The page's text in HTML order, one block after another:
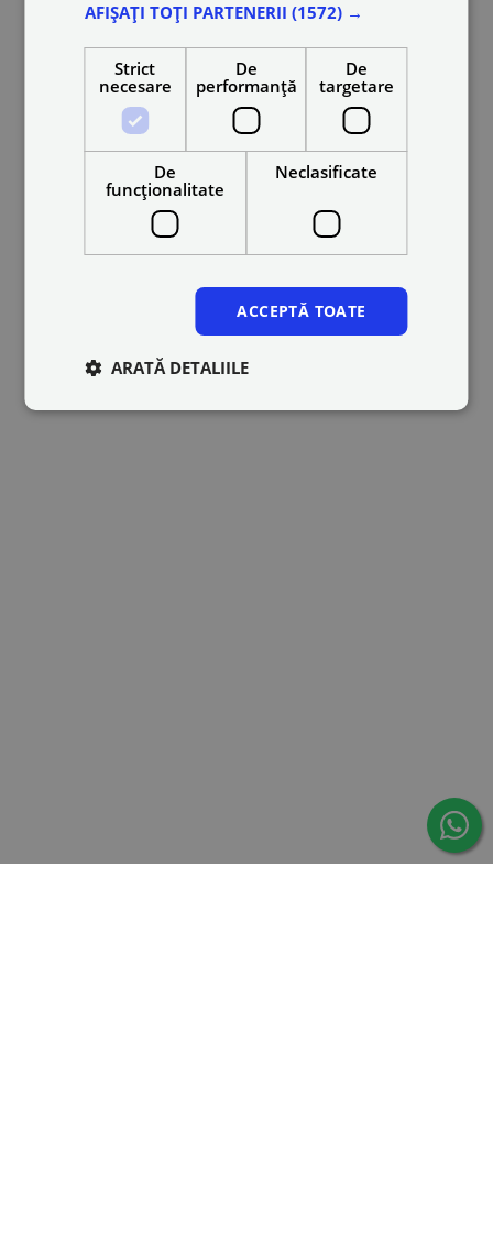
AFIȘAȚI TOȚI PARTENERII (1572) →
Strict
necesare
De
performanță
De
targetare
De
funcţionalitate
Neclasificate
ACCEPTĂ TOATE
ARATĂ DETALIILE